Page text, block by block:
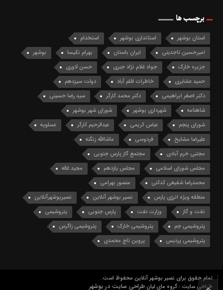
برچسب ها
استان بوشهر استانداری بوشهر
استخدام
امیرحسین تاجدینی
ایران باستان بهرام نکیسا
بوشهر
جزیره خارک
جواد غلام نژاد جبری
حسن لاوری
حمید عشایری
خاطرات ظلم آباد
دولت سیزدهم
دکتر اصغر ابراهیمی
دکتر محمد کارگر
سید رضا حسینی
شاهنامه
شهرداری بوشهر
شورای شهر بوشهر
شورای پنجم
عباس کریمی عبدالرحیم کارگر
عسلویه
علیرضا مشایخ
فردوسی
ماشاالله زنگنه
مجتبی خرم آبادی
مجتمع گاز پارس جنوبی
مجلس شورای اسلامی
مجلس یازدهم
مجید غاله
محمدرضا شفیعی کدکنی
منصور بهرامی
منطقه ویژه انرژی پارس
نصیر بوشهر آنلاین
نصیربوشهرآنلاین
نفت و گاز
وزارت نفت پارس جنوبی
پتروشیمی
پتروشیمی جم
پتروشیمی خارک
پتروشیمی زاگرس
پتروشیمی پردیس
پروین تاج محمدی
تمام حقوق برای نصیر بوشهر آنلاین محفوظ است.
طراحی سایت : گروه مای لیان طراحی سایت در بوشهر